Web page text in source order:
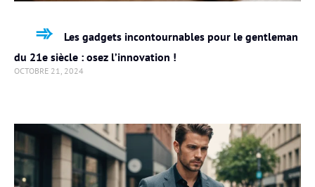
Les gadgets incontournables pour le gentleman
du 21e siècle : osez l’innovation !
OCTOBRE 21, 2024